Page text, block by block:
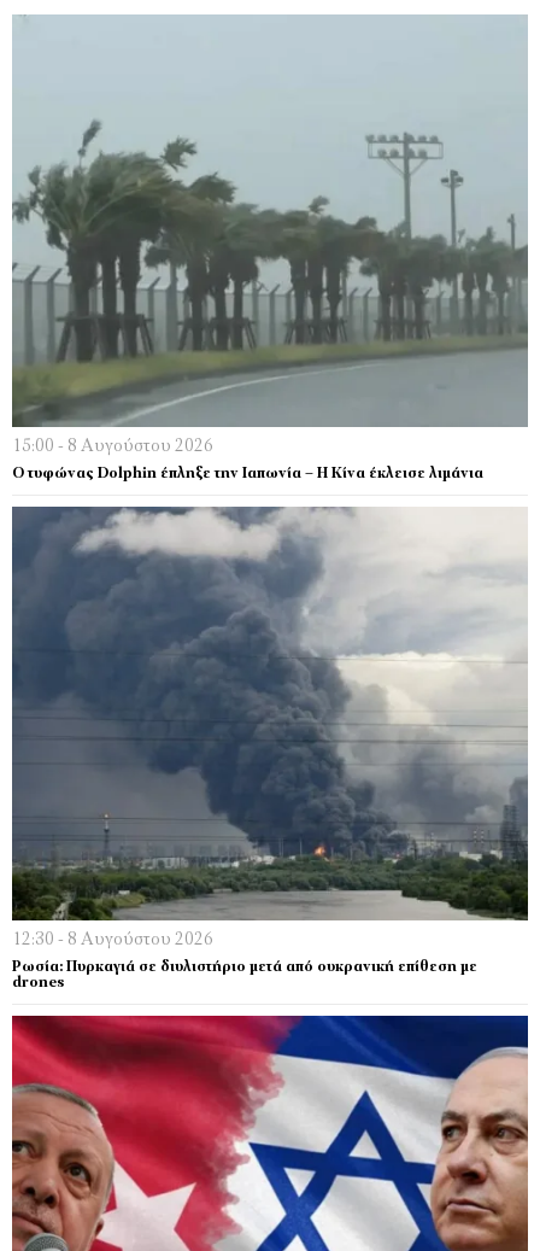
15:00 - 8 Αυγούστου 2026
Ο τυφώνας Dolphin έπληξε την Ιαπωνία – H Κίνα έκλεισε λιμάνια
12:30 - 8 Αυγούστου 2026
Ρωσία: Πυρκαγιά σε διυλιστήριο μετά από ουκρανική επίθεση με
drones